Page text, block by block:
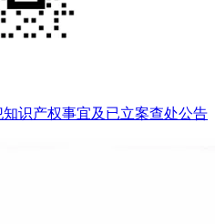
识产权事宜及已立案查处公告